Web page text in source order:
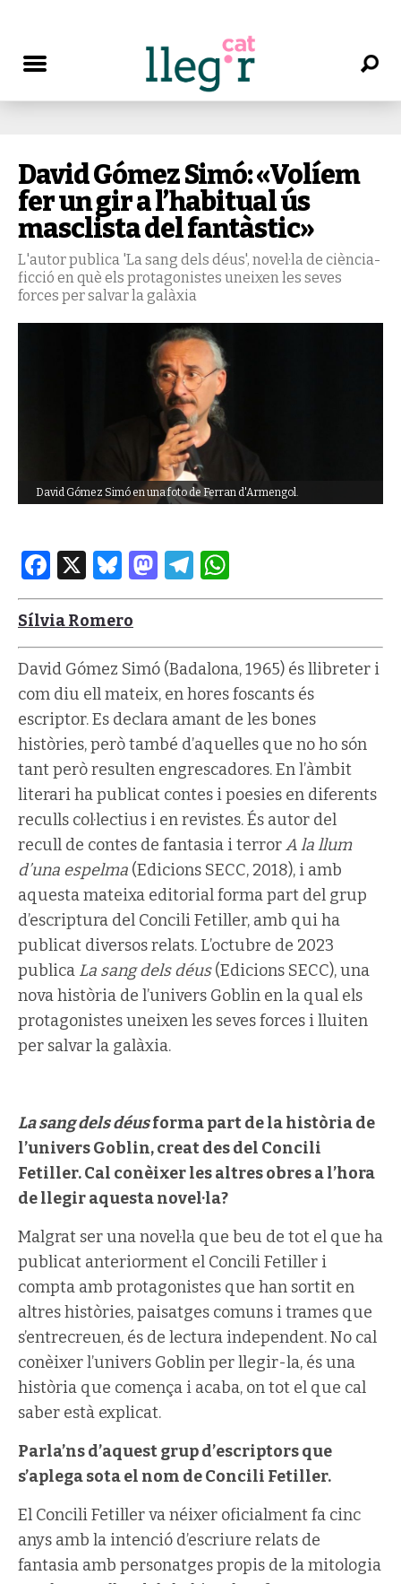
David Gómez Simó: «Volíem
fer un gir a l’habitual ús
masclista del fantàstic»
L'autor publica 'La sang dels déus', novel·la de ciència-
ficció en què els protagonistes uneixen les seves
forces per salvar la galàxia
David Gómez Simó en una foto de Ferran d'Armengol.
Facebook
X Bluesky
Mastodon
Telegram
Sílvia Romero
David Gómez Simó (Badalona, 1965) és llibreter i
com diu ell mateix, en hores foscants és
escriptor. Es declara amant de les bones
històries, però també d’aquelles que no ho són
tant però resulten engrescadores. En l’àmbit
literari ha publicat contes i poesies en diferents
reculls col·lectius i en revistes. És autor del
recull de contes de fantasia i terrorA la llum
d’una espelma (Edicions SECC, 2018), i amb
aquesta mateixa editorial forma part del grup
d’escriptura del Concili Fetiller, amb qui ha
publicat diversos relats. L’octubre de 2023
publica La sang dels déus(Edicions SECC), una
nova història de l’univers Goblin en la qual els
protagonistes uneixen les seves forces i lluiten
per salvar la galàxia.
La sang dels déusforma part de la història de
l’univers Goblin, creat des del Concili
Fetiller. Cal conèixer les altres obres a l’hora
de llegir aquesta novel·la?
Malgrat ser una novel·la que beu de tot el que ha
publicat anteriorment el Concili Fetiller i
compta amb protagonistes que han sortit en
altres històries, paisatges comuns i trames que
s’entrecreuen, és de lectura independent. No cal
conèixer l’univers Goblin per llegir-la, és una
història que comença i acaba, on tot el que cal
saber està explicat.
Parla’ns d’aquest grup d’escriptors que
s’aplega sota el nom de Concili Fetiller.
El Concili Fetiller va néixer oficialment fa cinc
anys amb la intenció d’escriure relats de
fantasia amb personatges propis de la mitologia